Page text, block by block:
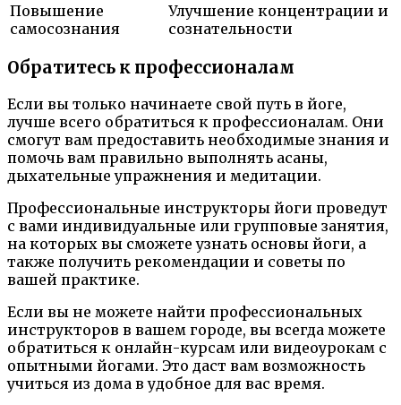
Повышение
самосознания
Улучшение концентрации и
сознательности
Обратитесь к профессионалам
Если вы только начинаете свой путь в йоге,
лучше всего обратиться к профессионалам. Они
смогут вам предоставить необходимые знания и
помочь вам правильно выполнять асаны,
дыхательные упражнения и медитации.
Профессиональные инструкторы йоги проведут
с вами индивидуальные или групповые занятия,
на которых вы сможете узнать основы йоги, а
также получить рекомендации и советы по
вашей практике.
Если вы не можете найти профессиональных
инструкторов в вашем городе, вы всегда можете
обратиться к онлайн-курсам или видеоурокам с
опытными йогами. Это даст вам возможность
учиться из дома в удобное для вас время.